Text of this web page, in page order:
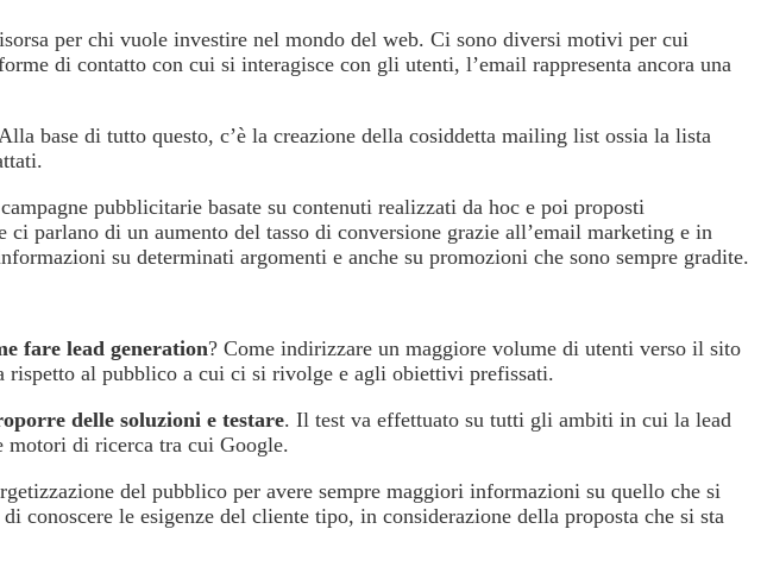
per chi vuole investire nel mondo del web. Ci sono diversi motivi per cui
di contatto con cui si interagisce con gli utenti, l’email rappresenta ancora una
base di tutto questo, c’è la creazione della cosiddetta mailing list ossia la lista
pubblicitarie basate su contenuti realizzati da hoc e poi proposti
parlano di un aumento del tasso di conversione grazie all’email marketing e in
su determinati argomenti e anche su promozioni che sono sempre gradite.
fare lead generation? Come indirizzare un maggiore volume di utenti verso il sito
rispetto al pubblico a cui ci si rivolge e agli obiettivi prefissati.
delle soluzioni e testare. Il test va effettuato su tutti gli ambiti in cui la lead
motori di ricerca tra cui Google.
del pubblico per avere sempre maggiori informazioni su quello che si
conoscere le esigenze del cliente tipo, in considerazione della proposta che si sta